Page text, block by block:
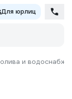
Для юрлиц
и